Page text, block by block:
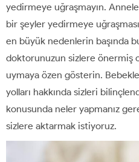
yedirmeye uğraşmayın.
bir şeyler yedirmeye
en büyük nedenlerin başında
doktorunuzun sizlere önermiş
uymaya özen gösterin.
yolları hakkında sizleri
konusunda neler yapmanız
sizlere aktarmak istiyoruz.